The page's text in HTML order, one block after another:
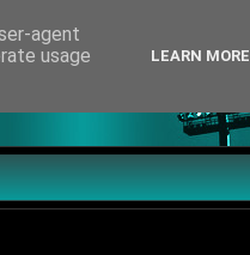
agent
usage
LEARN MORE